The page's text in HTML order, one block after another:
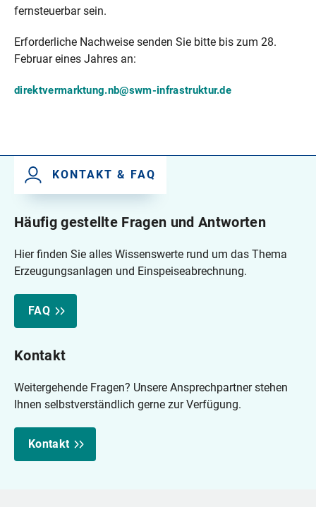
fernsteuerbar sein.
Erforderliche Nachweise senden Sie bitte bis zum 28.
Februar eines Jahres an:
direktvermarktung.nb@swm-infrastruktur.de
KONTAKT & FAQ
Häufig gestellte Fragen und Antworten
Hier finden Sie alles Wissenswerte rund um das Thema
Erzeugungsanlagen und Einspeiseabrechnung.
FAQ
Kontakt
Weitergehende Fragen? Unsere Ansprechpartner stehen
Ihnen selbstverständlich gerne zur Verfügung.
Kontakt